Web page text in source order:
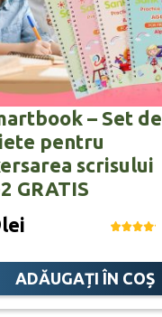
– Set de
pentru
scrisului
GRATIS
ADĂUGAȚI ÎN COȘ